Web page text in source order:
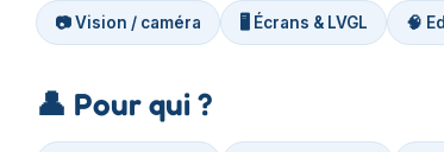
📷 Vision / caméra 🖥️ Écrans & LVGL 🧠
👤 Pour qui ?